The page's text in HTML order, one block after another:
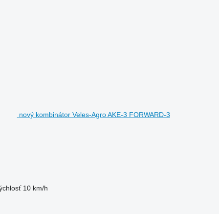
nový kombinátor Veles-Agro AKE-3 FORWARD-3
10 km/h